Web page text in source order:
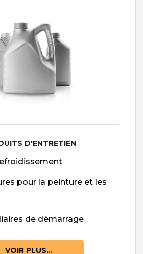
D'ENTRETIEN
pour la peinture et les
de démarrage
VOIR PLUS...